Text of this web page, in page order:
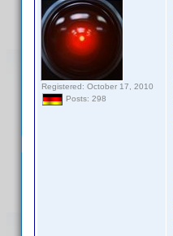
Registered: October 17, 2010
Posts: 298